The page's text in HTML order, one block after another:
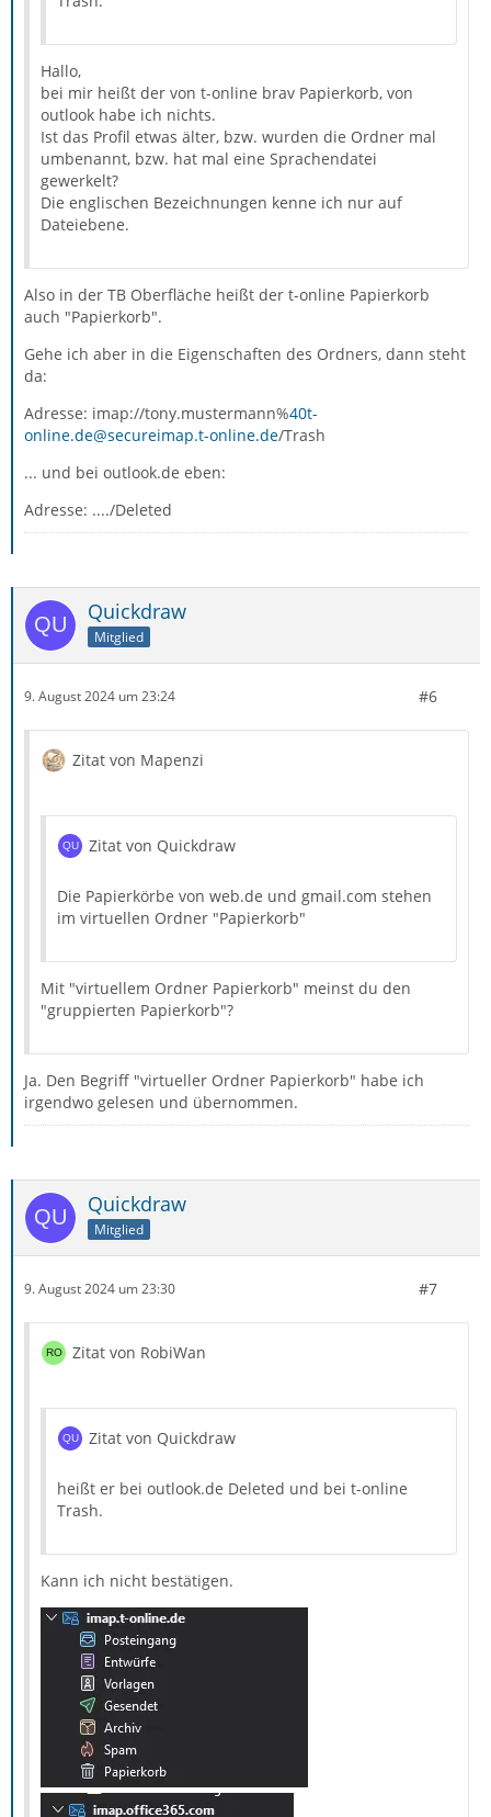
Hallo,
bei mir heißt der von t-online brav Papierkorb, von
outlook habe ich nichts.
Ist das Profil etwas älter, bzw. wurden die Ordner mal
umbenannt, bzw. hat mal eine Sprachendatei
gewerkelt?
Die englischen Bezeichnungen kenne ich nur auf
Dateiebene.
Also in der TB Oberfläche heißt der t-online Papierkorb
auch "Papierkorb".
Gehe ich aber in die Eigenschaften des Ordners, dann steht
da:
Adresse: imap://tony.mustermann%40t-
online.de@secureimap.t-online.de/Trash
... und bei outlook.de eben:
Adresse: ..../Deleted
Quickdraw
Mitglied
9. August 2024 um 23:24 #6
Zitat von Mapenzi
Zitat von Quickdraw
Die Papierkörbe von web.de und gmail.com stehen
im virtuellen Ordner "Papierkorb"
Mit "virtuellem Ordner Papierkorb" meinst du den
"gruppierten Papierkorb"?
Ja. Den Begriff "virtueller Ordner Papierkorb" habe ich
irgendwo gelesen und übernommen.
Quickdraw
Mitglied
9. August 2024 um 23:30 #7
Zitat von RobiWan
Zitat von Quickdraw
heißt er bei outlook.de Deleted und bei t-online
Trash.
Kann ich nicht bestätigen.